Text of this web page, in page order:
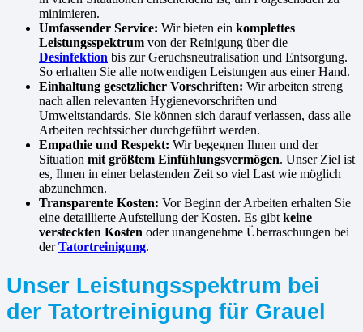
minimieren.
Umfassender Service: Wir bieten ein komplettes
Leistungsspektrum von der Reinigung über die
Desinfektion bis zur Geruchsneutralisation und Entsorgung.
So erhalten Sie alle notwendigen Leistungen aus einer Hand.
Einhaltung gesetzlicher Vorschriften: Wir arbeiten streng
nach allen relevanten Hygienevorschriften und
Umweltstandards. Sie können sich darauf verlassen, dass alle
Arbeiten rechtssicher durchgeführt werden.
Empathie und Respekt: Wir begegnen Ihnen und der
Situation mit größtem Einfühlungsvermögen. Unser Ziel ist
es, Ihnen in einer belastenden Zeit so viel Last wie möglich
abzunehmen.
Transparente Kosten: Vor Beginn der Arbeiten erhalten Sie
eine detaillierte Aufstellung der Kosten. Es gibt keine
versteckten Kosten oder unangenehme Überraschungen bei
derTatortreinigung.
Unser Leistungsspektrum bei
der Tatortreinigung für Grauel